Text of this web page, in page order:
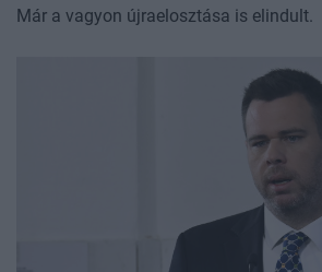
Már a vagyon újraelosztása is elindult.